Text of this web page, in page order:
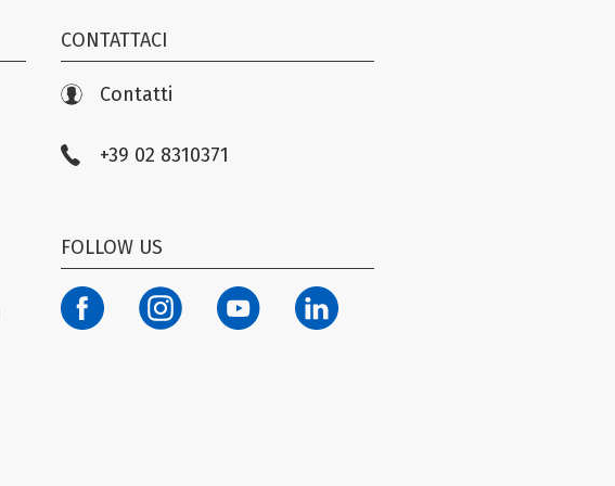
CONTATTACI
Contatti
+39 02 8310371
FOLLOW US